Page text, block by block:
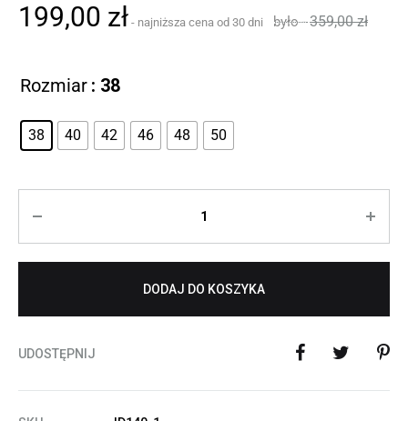
199,00 zł 359,00zł
Rozmiar : 38
38 40 42 46 48 50
DODAJ DO KOSZYKA
UDOSTĘPNIJ